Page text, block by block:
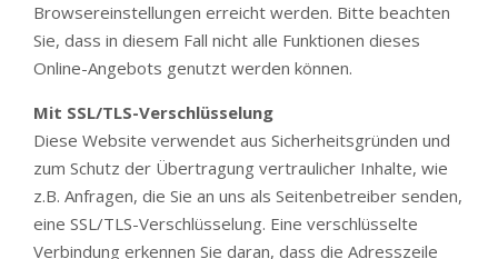
Browsereinstellungen erreicht werden. Bitte beachten
Sie, dass in diesem Fall nicht alle Funktionen dieses
Online-Angebots genutzt werden können.
Mit SSL/TLS-Verschlüsselung
Diese Website verwendet aus Sicherheitsgründen und
zum Schutz der Übertragung vertraulicher Inhalte, wie
z.B. Anfragen, die Sie an uns als Seitenbetreiber senden,
eine SSL/TLS-Verschlüsselung. Eine verschlüsselte
Verbindung erkennen Sie daran, dass die Adresszeile